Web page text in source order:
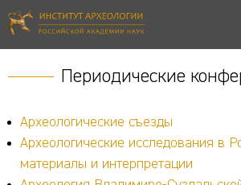
Периодические
Археологические съезды
Археологические исследования в
материалы и интерпретации